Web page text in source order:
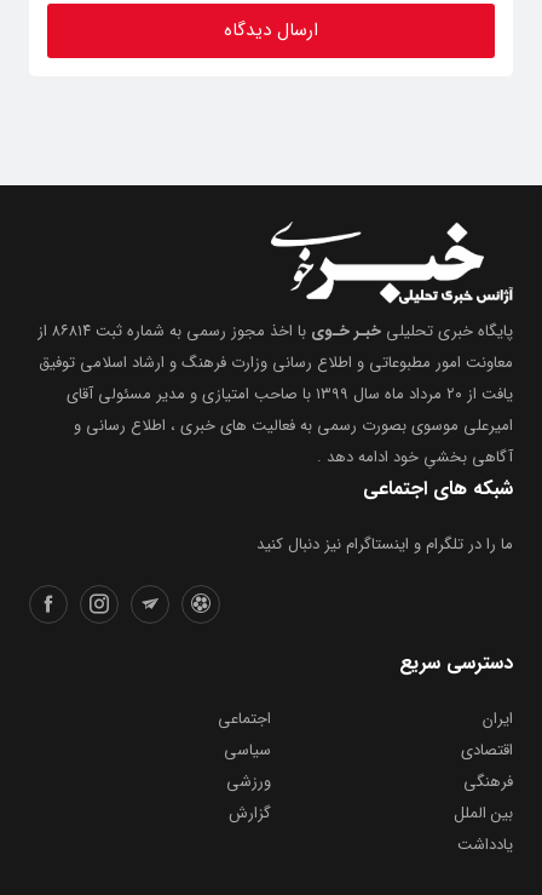
پایگاه خبری تحلیلی خبـر خـوی
با اخذ مجوز رسمی به شماره ثبت ۸۶۸۱۴ از
معاونت امور مطبوعاتی و اطلاع رسانی وزارت فرهنگ و ارشاد اسلامی توفیق
یافت از ۲۰ مرداد ماه سال ۱۳۹۹ با صاحب امتیازی و مدیر مسئولی آقای
امیرعلی موسوی بصورت رسمی به فعالیت های خبری ، اطلاع رسانی و
آگاهی بخشیِ خود ادامه دهد .
شبکه های اجتماعی
ما را در تلگرام و اینستاگرام نیز دنبال کنید
دسترسی سریع
ایران
اجتماعی
اقتصادی
سیاسی
فرهنگی
ورزشی
بین الملل
گزارش
یادداشت